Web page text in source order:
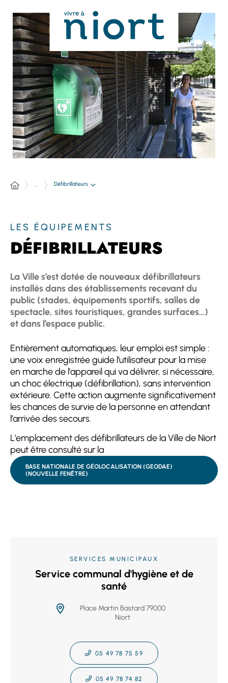
... Défibrillateurs
LES ÉQUIPEMENTS
DÉFIBRILLATEURS
La Ville s’est dotée de nouveaux défibrillateurs
installés dans des établissements recevant du
public (stades, équipements sportifs, salles de
spectacle, sites touristiques, grandes surfaces…)
et dans l’espace public.
Entièrement automatiques, leur emploi est simple :
une voix enregistrée guide l’utilisateur pour la mise
en marche de l’appareil qui va délivrer, si nécessaire,
un choc électrique (défibrillation), sans intervention
extérieure. Cette action augmente significativement
les chances de survie de la personne en attendant
l’arrivée des secours.
L’emplacement des défibrillateurs de la Ville de Niort
peut être consulté sur la
BASE NATIONALE DE GÉOLOCALISATION (GEODAE)
(NOUVELLE FENÊTRE)
SERVICES MUNICIPAUX
Service communal d'hygiène et de
santé
Place Martin Bastard 79000
Niort
05 49 78 75 59
05 49 78 74 82